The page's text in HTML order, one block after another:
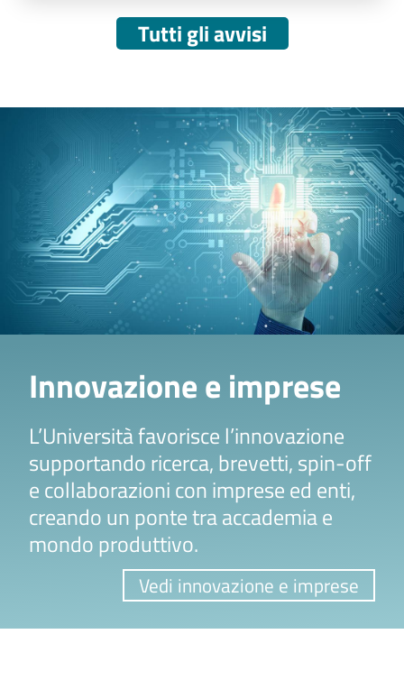
Tutti gli avvisi
Innovazione e imprese
L’Università favorisce l’innovazione
supportando ricerca, brevetti, spin-off
e collaborazioni con imprese ed enti,
creando un ponte tra accademia e
mondo produttivo.
Vedi innovazione e imprese